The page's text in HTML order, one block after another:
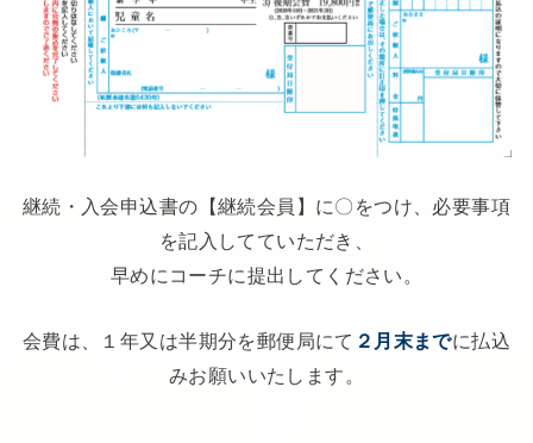
継続・入会申込書の【継続会員】に〇をつけ、必要事項
を記入してていただき、
早めにコーチに提出してください。
会費は、１年又は半期分を郵便局にて ２月末までに払込
みお願いいたします。